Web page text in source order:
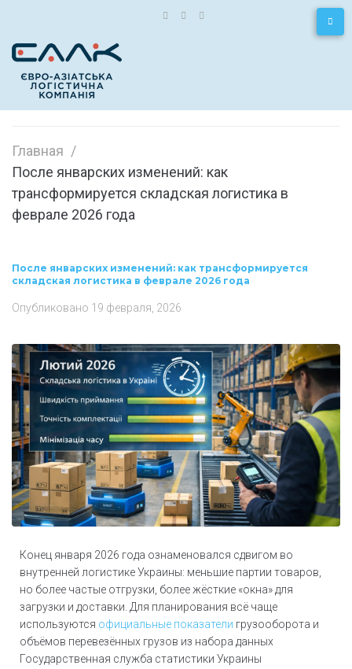
Главная /
После январских изменений: как
трансформируется складская логистика в
феврале 2026 года
После январских изменений: как трансформируется
складская логистика в феврале 2026 года
Опубликовано 19 февраля, 2026
Конец января 2026 года ознаменовался сдвигом во
внутренней логистике Украины: меньшие партии товаров,
но более частые отгрузки, более жёсткие «окна» для
загрузки и доставки. Для планирования всё чаще
используются официальные показатели грузооборота и
объёмов перевезённых грузов из набора данных
Государственная служба статистики Украины